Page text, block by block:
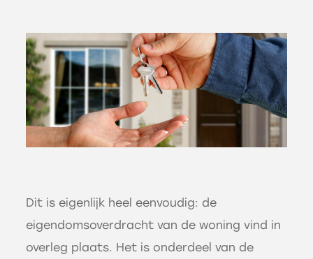
Dit is eigenlijk heel eenvoudig: de
eigendomsoverdracht van de woning vind in
overleg plaats. Het is onderdeel van de